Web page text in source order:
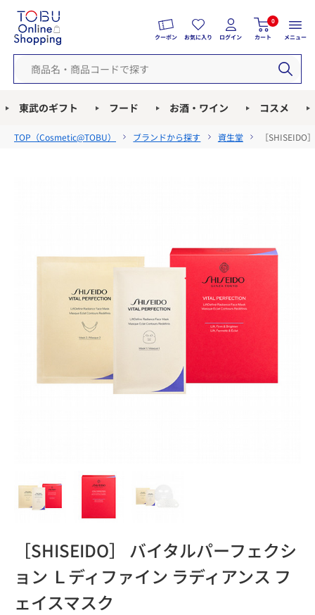
クーポン お気に入り ログイン
0
カート メニュー
東武のギフト フード お酒・ワイン コスメ
TOP（Cosmetic@TOBU） ブランドから探す 資生堂 ［
［SHISEIDO］ バイタルパーフェクシ
ョン Ｌディファイン ラディアンス フ
ェイスマスク